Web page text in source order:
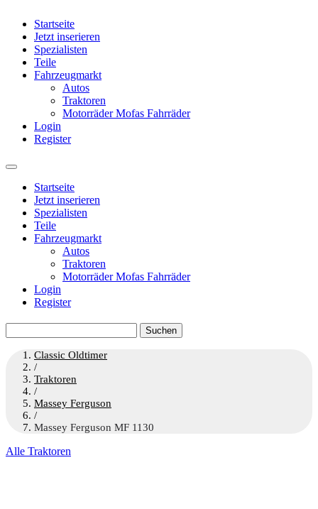
Startseite
Jetzt inserieren
Spezialisten
Teile
Fahrzeugmarkt
Autos
Traktoren
Motorräder Mofas Fahrräder
Login
Register
Startseite
Jetzt inserieren
Spezialisten
Teile
Fahrzeugmarkt
Autos
Traktoren
Motorräder Mofas Fahrräder
Login
Register
nach:
Classic Oldtimer
/
Traktoren
/
Massey Ferguson
/
Massey Ferguson MF 1130
Alle Traktoren